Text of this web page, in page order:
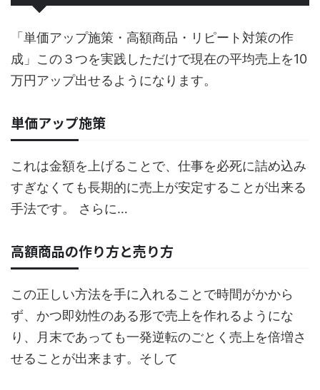
「単価アップ施策・高額商品・リピート対策の作
成」この３つを実践しただけで現在の平均売上を10
万円アップ出せるようになります。
単価アップ施策
これは金額を上げることで、仕事を必死に詰め込み
すぎなくても長期的に売上が安定することが出来る
手法です。 さらに…
高額商品の作り方と売り方
この正しい方法を手に入れることで時間がかから
ず、かつ即効性のある形で売上を作れるようにな
り、月末であっても一発逆転のごとく売上を倍増さ
せることが出来ます。そして